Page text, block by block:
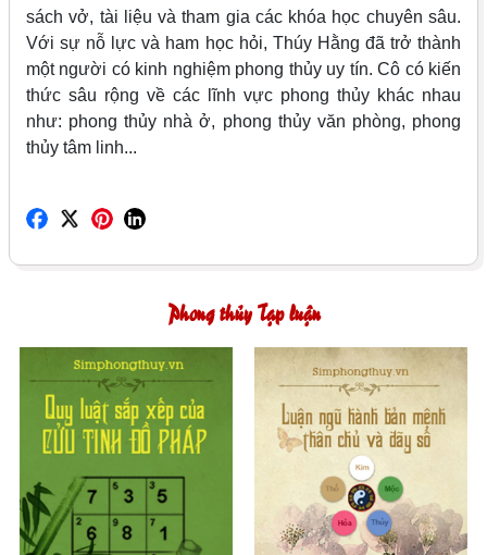
sách vở, tài liệu và tham gia các khóa học chuyên sâu.
Với sự nỗ lực và ham học hỏi, Thúy Hằng đã trở thành
một người có kinh nghiệm phong thủy uy tín. Cô có kiến
thức sâu rộng về các lĩnh vực phong thủy khác nhau
như: phong thủy nhà ở, phong thủy văn phòng, phong
thủy tâm linh...
Phong thủy Tạp luận